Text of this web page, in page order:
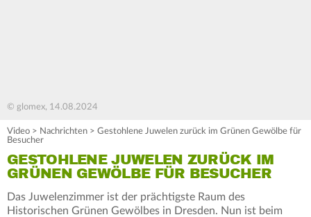
© glomex, 14.08.2024
Video > Nachrichten > Gestohlene Juwelen zurück im Grünen Gewölbe für
Besucher
GESTOHLENE JUWELEN ZURÜCK IM
GRÜNEN GEWÖLBE FÜR BESUCHER
Das Juwelenzimmer ist der prächtigste Raum des
Historischen Grünen Gewölbes in Dresden. Nun ist beim